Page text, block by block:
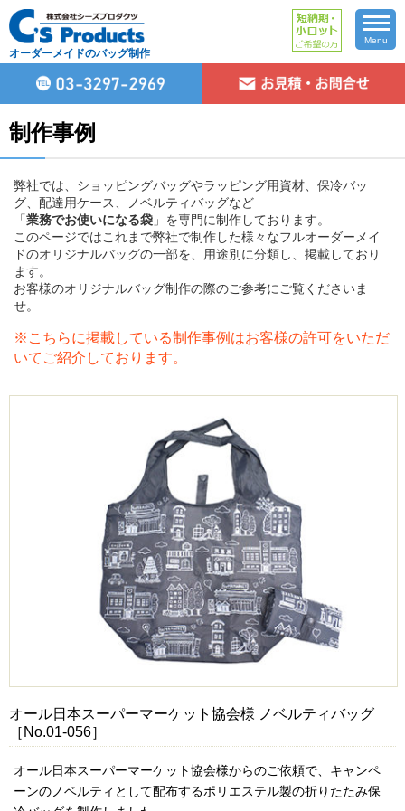
オーダーメイドのバッグ制作
Menu
制作事例
弊社では、ショッピングバッグやラッピング用資材、保冷バッ
グ、配達用ケース、ノベルティバッグなど
「業務でお使いになる袋 」を専門に制作しております。
このページではこれまで弊社で制作した様々なフルオーダーメイ
ドのオリジナルバッグの一部を、用途別に分類し、掲載しており
ます。
お客様のオリジナルバッグ制作の際のご参考にご覧くださいま
せ。
※こちらに掲載している制作事例はお客様の許可をいただ
いてご紹介しております。
オール日本スーパーマーケット協会様 ノベルティバッグ
［No.01-056］
オール日本スーパーマーケット協会様からのご依頼で、キャンペ
ーンのノベルティとして配布するポリエステル製の折りたたみ保